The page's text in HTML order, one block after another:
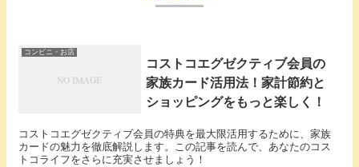
コンビニ・お店
コストコエグゼクティブ会員の
家族カード活用法！家計節約と
ショッピングをもっと楽しく！
コストコエグゼクティブ会員の特典を最大限活用するために、家族
カードの魅力を徹底解説します。この記事を読んで、あなたのコス
トコライフをさらに充実させましょう！